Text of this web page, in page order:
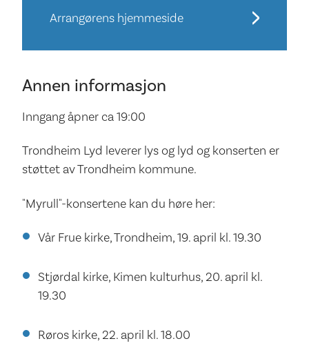
Arrangørens hjemmeside
Annen informasjon
Inngang åpner ca 19:00
Trondheim Lyd leverer lys og lyd og konserten er
støttet av Trondheim kommune.
"Myrull"-konsertene kan du høre her:
Vår Frue kirke, Trondheim, 19. april kl. 19.30
Stjørdal kirke, Kimen kulturhus, 20. april kl.
19.30
Røros kirke, 22. april kl. 18.00